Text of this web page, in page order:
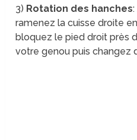
3) Rotation des hanches
ramenez la cuisse droite
bloquez le pied droit près
votre genou puis changez